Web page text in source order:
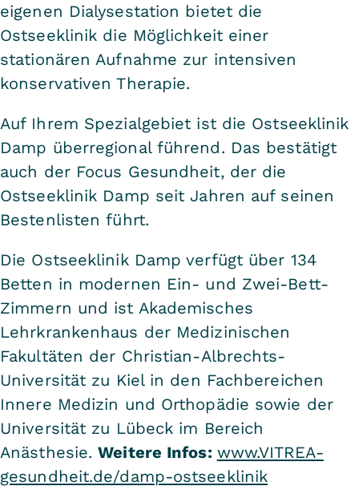
eigenen Dialysestation bietet die
Ostseeklinik die Möglichkeit einer
stationären Aufnahme zur intensiven
konservativen Therapie.
Auf Ihrem Spezialgebiet ist die Ostseeklinik
Damp überregional führend. Das bestätigt
auch der Focus Gesundheit, der die
Ostseeklinik Damp seit Jahren auf seinen
Bestenlisten führt.
Die Ostseeklinik Damp verfügt über 134
Betten in modernen Ein- und Zwei-Bett-
Zimmern und ist Akademisches
Lehrkrankenhaus der Medizinischen
Fakultäten der Christian-Albrechts-
Universität zu Kiel in den Fachbereichen
Innere Medizin und Orthopädie sowie der
Universität zu Lübeck im Bereich
Anästhesie.Weitere Infos: www.VITREA-
gesundheit.de/damp-ostseeklinik